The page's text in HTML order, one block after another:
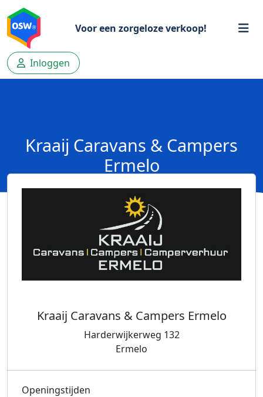
Voor een zorgeloze verkoop!
Inloggen
Kraaij Caravans & Campers
Ermelo
Kraaij Caravans & Campers Ermelo
Harderwijkerweg 132
Ermelo
Openingstijden